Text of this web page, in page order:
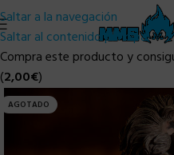
Saltar a la navegación
Saltar al contenido principal
Compra este producto y
(2,00€)
AGOTADO